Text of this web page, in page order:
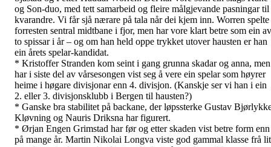
og Son-duo, med tett samarbeid og fleire målgjevande pasningar til
kvarandre. Vi får sjå nærare på tala når dei kjem inn. Worren spelte
forresten sentral midtbane i fjor, men har vore klart betre som ein av
to spissar i år – og om han held oppe trykket utover hausten er han
ein årets spelar-kandidat.
* Kristoffer Stranden kom seint i gang grunna skadar og anna, men
har i siste del av vårsesongen vist seg å vere ein spelar som høyrer
heime i høgare divisjonar enn 4. divisjon. (Kanskje ser vi han i ein
2. eller 3. divisjonsklubb i Bergen til hausten?)
* Ganske bra stabilitet på backane, der løpssterke Gustav
Kløvning og Nauris Driksna har figurert.
* Ørjan Engen Grimstad har før og etter skaden vist betre form enn
på mange år. Martin Nikolai Longva viste god gammal klasse frå